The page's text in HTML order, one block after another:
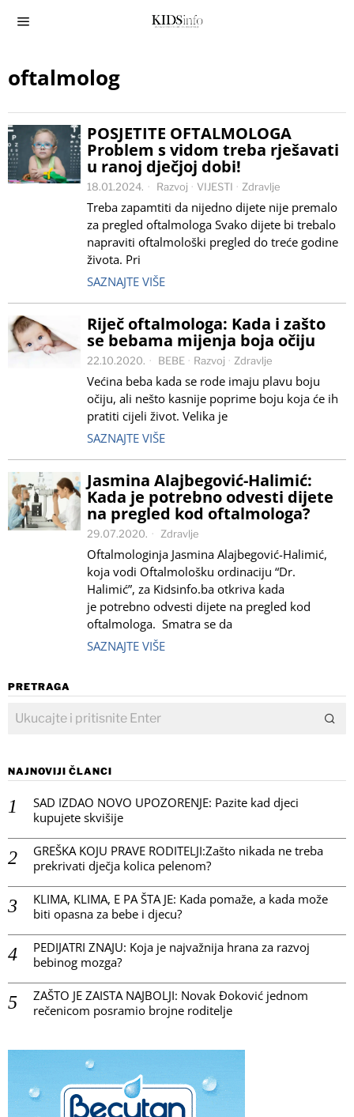
oftalmolog
POSJETITE OFTALMOLOGA
Problem s vidom treba rješavati
u ranoj dječjoj dobi!
18.01.2024. Razvoj · VIJESTI · Zdravlje
Treba zapamtiti da nijedno dijete nije premalo
za pregled oftalmologa Svako dijete bi trebalo
napraviti oftalmološki pregled do treće godine
života. Pri
SAZNAJTE VIŠE
Riječ oftalmologa: Kada i zašto
se bebama mijenja boja očiju
22.10.2020. BEBE · Razvoj · Zdravlje
Većina beba kada se rode imaju plavu boju
očiju, ali nešto kasnije poprime boju koja će ih
pratiti cijeli život. Velika je
SAZNAJTE VIŠE
Jasmina Alajbegović-Halimić:
Kada je potrebno odvesti dijete
na pregled kod oftalmologa?
29.07.2020. Zdravlje
Oftalmologinja Jasmina Alajbegović-Halimić,
koja vodi Oftalmološku ordinaciju “Dr.
Halimić”, za Kidsinfo.ba otkriva kada
je potrebno odvesti dijete na pregled kod
oftalmologa. Smatra se da
SAZNAJTE VIŠE
PRETRAGA
NAJNOVIJI ČLANCI
SAD IZDAO NOVO UPOZORENJE: Pazite kad djeci
kupujete skvišije
GREŠKA KOJU PRAVE RODITELJI:Zašto nikada ne treba
prekrivati dječja kolica pelenom?
KLIMA, KLIMA, E PA ŠTA JE: Kada pomaže, a kada može
biti opasna za bebe i djecu?
PEDIJATRI ZNAJU: Koja je najvažnija hrana za razvoj
bebinog mozga?
ZAŠTO JE ZAISTA NAJBOLJI: Novak Đoković jednom
rečenicom posramio brojne roditelje